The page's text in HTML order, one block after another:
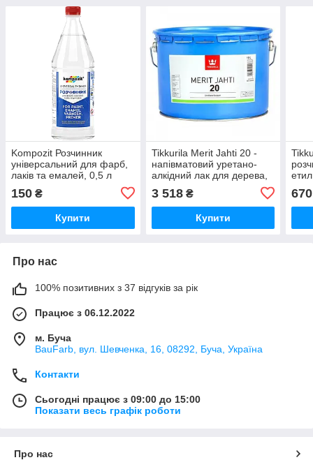
Kompozit Розчинник
універсальний для фарб,
лаків та емалей, 0,5 л
150 ₴
Купити
Tikkurila Merit Jahti 20 -
напівматовий уретано-
алкідний лак для дерева,
3 518₴
Купити
670
Про нас
100% позитивних з 37 відгуків за рік
Працює з 06.12.2022
м. Буча
BauFarb, вул. Шевченка, 16, 08292, Буча, Україна
Контакти
Сьогодні працює з 09:00 до 15:00
Показати весь графік роботи
Про нас